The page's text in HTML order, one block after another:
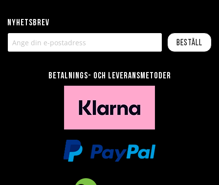
Nyhetsbrev
Beställ
Betalnings- och leveransmetoder